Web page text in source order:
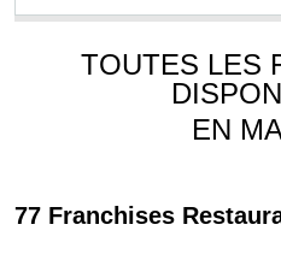
TOUTES LES
EN
77 Franchises